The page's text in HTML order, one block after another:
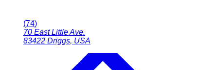
(74)
70 East Little Ave.
83422 Driggs, USA